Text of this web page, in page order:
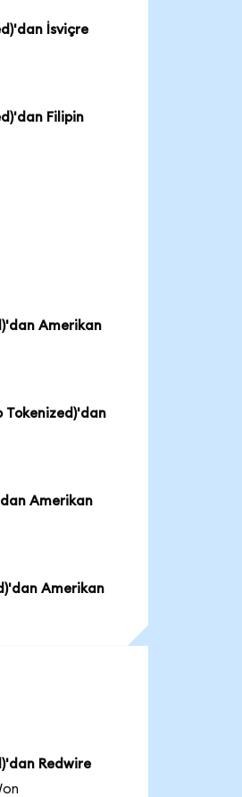
İsviçre
Filipin
Amerikan
Tokenized)'dan
Amerikan
Amerikan
Redwire